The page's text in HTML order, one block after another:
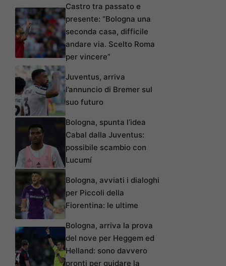
Castro tra passato e
presente: “Bologna una
seconda casa, difficile
andare via. Scelto Roma
per vincere”
Juventus, arriva
l’annuncio di Bremer sul
suo futuro
Bologna, spunta l’idea
Cabal dalla Juventus:
possibile scambio con
Lucumí
Bologna, avviati i dialoghi
per Piccoli della
Fiorentina: le ultime
Bologna, arriva la prova
del nove per Heggem ed
Helland: sono davvero
pronti per guidare la